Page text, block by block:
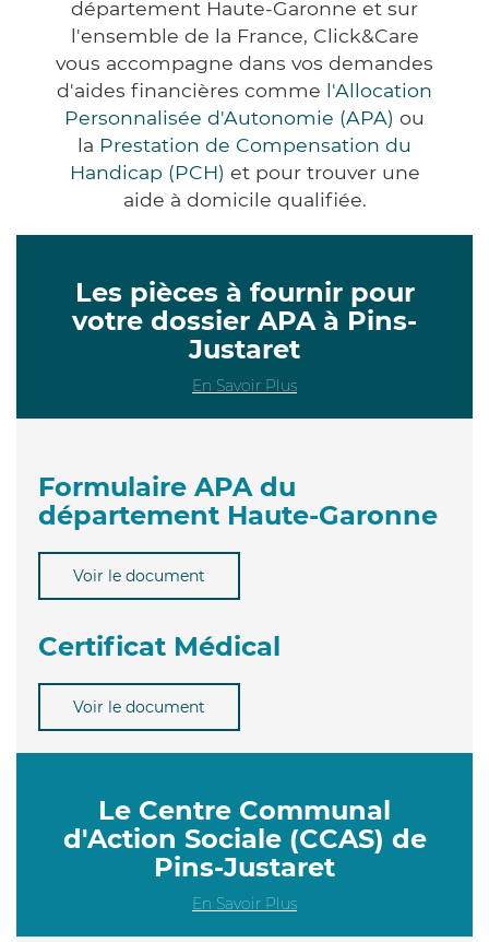
département Haute-Garonne et sur
l'ensemble de la France, Click&Care
vous accompagne dans vos demandes
d'aides financières comme l'Allocation
Personnalisée d'Autonomie (APA) ou
la Prestation de Compensation du
Handicap (PCH) et pour trouver une
aide à domicile qualifiée.
Les pièces à fournir pour
votre dossier APA à Pins-
Justaret
En Savoir Plus
Formulaire APA du
département Haute-Garonne
Voir le document
Certificat Médical
Voir le document
Le Centre Communal
d'Action Sociale (CCAS) de
Pins-Justaret
En Savoir Plus